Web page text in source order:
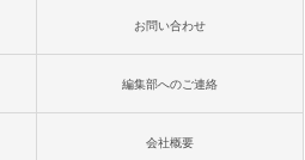
お問い合わせ
編集部へのご連絡
会社概要